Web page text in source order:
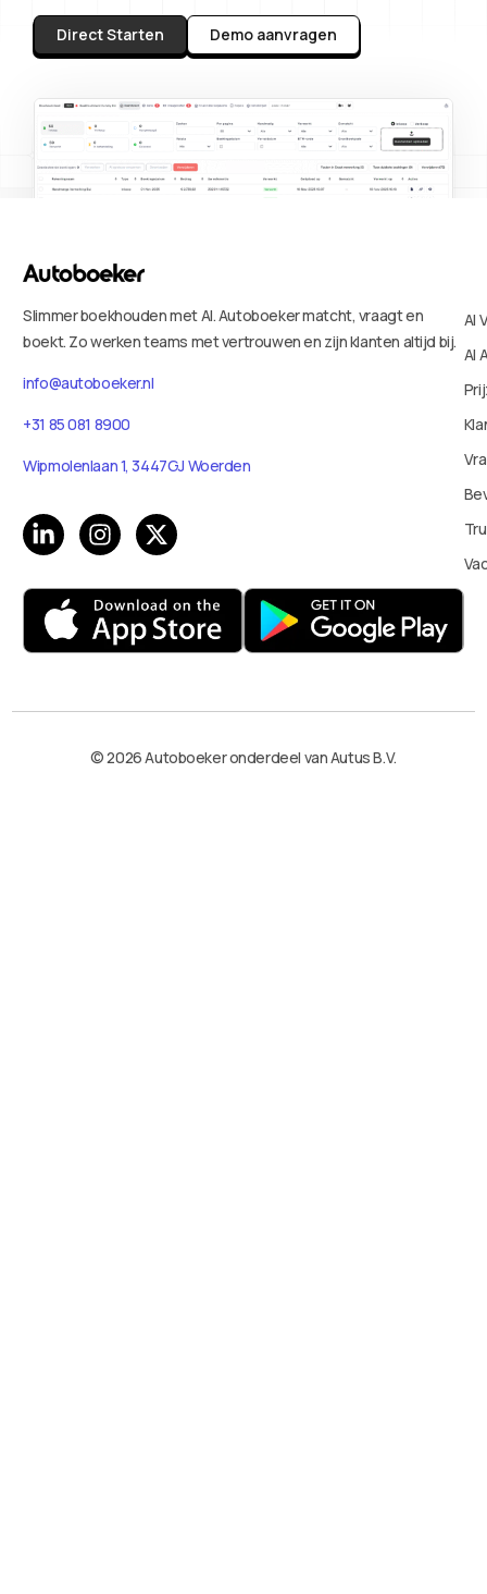
Direct Starten Demo aanvragen
Slimmer boekhouden met AI. Autoboeker matcht, vraagt en
boekt. Zo werken teams met vertrouwen en zijn klanten altijd bij.
info@autoboeker.nl
+31 85 081 8900
Wipmolenlaan 1, 3447GJ Woerden
AI
AI
© 2026 Autoboeker onderdeel van Autus B.V.